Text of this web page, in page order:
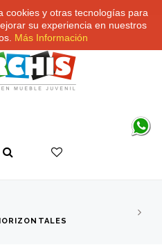
cookies y otras tecnologías para
su experiencia en nuestros
Más Información